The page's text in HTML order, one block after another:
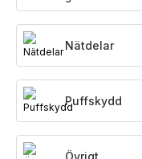
Nätdelar
Puffskydd
Övrigt